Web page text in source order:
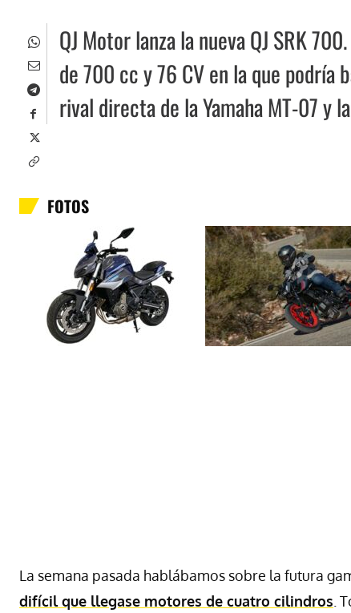
QJ Motor lanza la nueva QJ SRK
de 700 cc y 76 CV en la que podría
rival directa de la Yamaha MT-07 y
FOTOS
La semana pasada hablábamos sobre la futura
difícil que llegase motores de cuatro cilindros .